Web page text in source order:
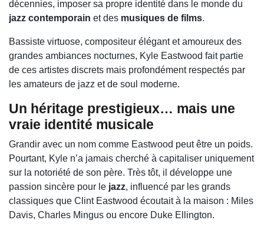
décennies, imposer sa propre identité dans le monde du
jazz contemporain et des musiques de films.
Bassiste virtuose, compositeur élégant et amoureux des
grandes ambiances nocturnes, Kyle Eastwood fait partie
de ces artistes discrets mais profondément respectés par
les amateurs de jazz et de soul moderne.
Un héritage prestigieux… mais une
vraie identité musicale
Grandir avec un nom comme Eastwood peut être un poids.
Pourtant, Kyle n’a jamais cherché à capitaliser uniquement
sur la notoriété de son père. Très tôt, il développe une
passion sincère pour le jazz, influencé par les grands
classiques que Clint Eastwood écoutait à la maison : Miles
Davis, Charles Mingus ou encore Duke Ellington.